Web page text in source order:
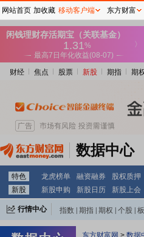
财经 焦点 股票 新股 期指 期
数据中心
特色 龙虎榜单 融资融券 股权质押
新股
新股申购 新股日历 新股上会
行情中心 指数 期指 期权 个股
东方财富网 > 数据
网站首页 加收藏 移动客户端 东方财富